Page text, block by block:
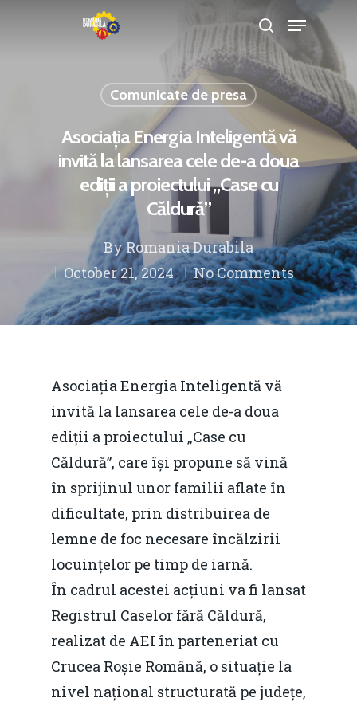
Hit enter to search or ESC to close
Comunicate de presa
Asociația Energia Inteligentă vă
invită la lansarea cele de-a doua
ediții a proiectului „Case cu
Căldură”
ByRomania Durabila
October 21, 2024
No Comments
Asociația Energia Inteligentă vă
invită la lansarea cele de-a doua
ediții a proiectului „Case cu
Căldură”, care își propune să vină
în sprijinul unor familii aflate în
dificultate, prin distribuirea de
lemne de foc necesare încălzirii
locuințelor pe timp de iarnă.
În cadrul acestei acțiuni va fi lansat
Registrul Caselor fără Căldură,
realizat de AEI în parteneriat cu
Crucea Roșie Română, o situație la
nivel național structurată pe județe,